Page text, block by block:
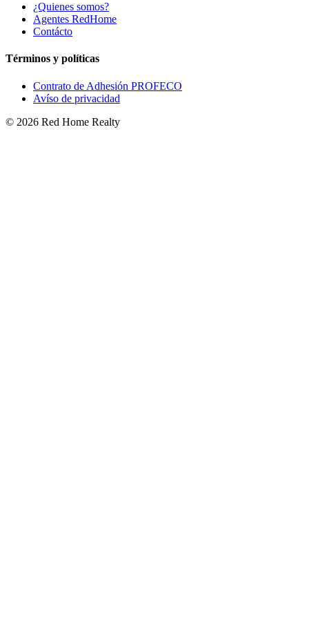
¿Quienes somos?
Agentes RedHome
Contácto
Términos y políticas
Contrato de Adhesión PROFECO
Avíso de privacidad
© 2026 Red Home Realty